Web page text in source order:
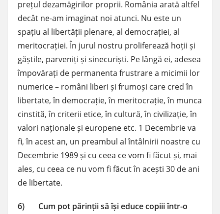
prețul dezamăgirilor proprii. România arată altfel
decât ne-am imaginat noi atunci. Nu este un
spațiu al libertății plenare, al democrației, al
meritocrației. În jurul nostru proliferează hoții și
găștile, parveniți și sinecuriști. Pe lângă ei, adesea
împovărați de permanenta frustrare a micimii lor
numerice – români liberi și frumoși care cred în
libertate, în democrație, în meritocrație, în munca
cinstită, în criterii etice, în cultură, în civilizație, în
valori naționale și europene etc. 1 Decembrie va
fi, în acest an, un preambul al întâlnirii noastre cu
Decembrie 1989 și cu ceea ce vom fi făcut și, mai
ales, cu ceea ce nu vom fi făcut în acești 30 de ani
de libertate.
6) Cum pot părinții să își educe copiii într-o